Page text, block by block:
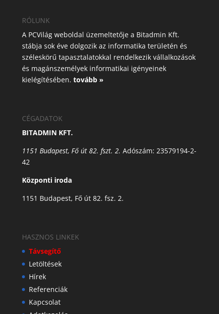
RÓLUNK
A PCVilág weboldal üzemeltetője a Bitadmin Kft.
stábja sok éve dolgozik az informatika területén és
széleskörű tapasztalatokkal rendelkezik vállalkozások
és magánszemélyek informatikai igényeinek
kielégítésében. tovább »
CÉGADATOK
BITADMIN KFT.
1151 Budapest, Fő út 82. fszt. 2. Adószám: 23579194-2-
42
Központi iroda
1151 Budapest, Fő út 82. fsz. 2.
HASZNOS LINKEK
Távsegítő
Letöltések
Hírek
Referenciák
Kapcsolat